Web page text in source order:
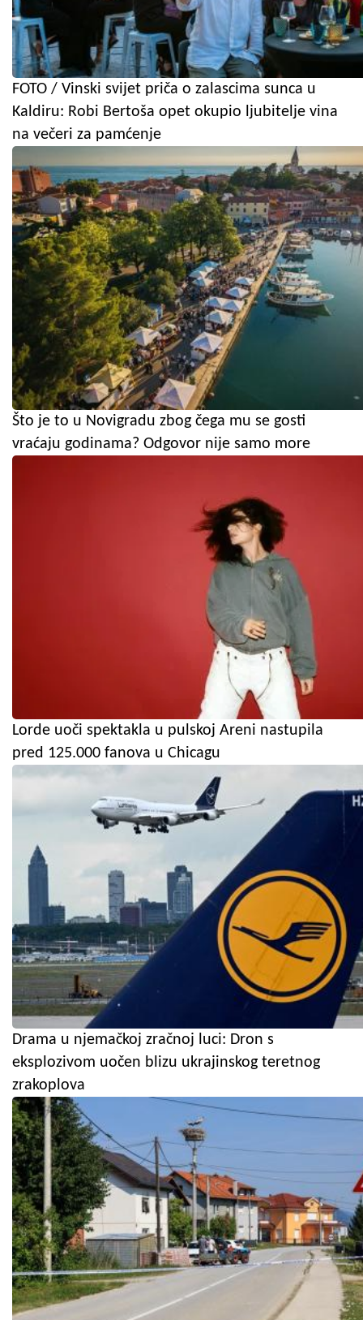
FOTO / Vinski svijet priča o zalascima sunca u
Kaldiru: Robi Bertoša opet okupio ljubitelje vina
na večeri za pamćenje
Što je to u Novigradu zbog čega mu se gosti
vraćaju godinama? Odgovor nije samo more
Lorde uoči spektakla u pulskoj Areni nastupila
pred 125.000 fanova u Chicagu
Drama u njemačkoj zračnoj luci: Dron s
eksplozivom uočen blizu ukrajinskog teretnog
zrakoplova